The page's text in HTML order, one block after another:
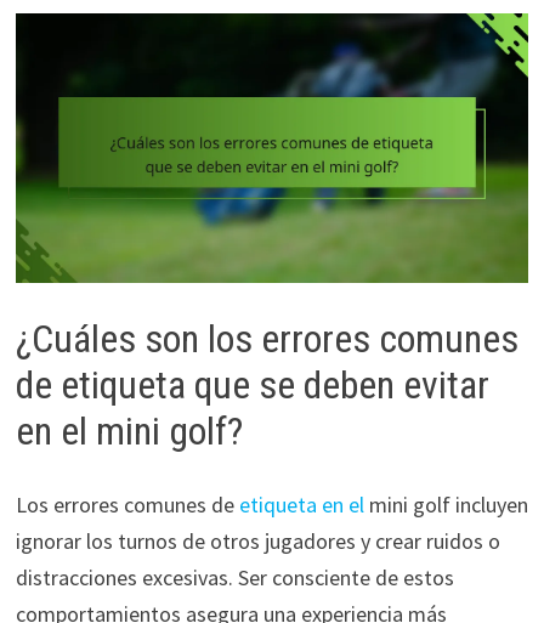
¿Cuáles son los errores comunes
de etiqueta que se deben evitar
en el mini golf?
Los errores comunes de etiqueta en elmini golf incluyen
ignorar los turnos de otros jugadores y crear ruidos o
distracciones excesivas. Ser consciente de estos
comportamientos asegura una experiencia más